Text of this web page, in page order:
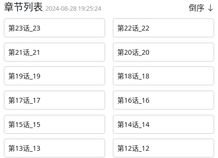
章节列表 2024-08-28 19:25:24 倒序
第23话_23 第22话_22
第21话_21 第20话_20
第19话_19 第18话_18
第17话_17 第16话_16
第15话_15 第14话_14
第13话_13 第12话_12